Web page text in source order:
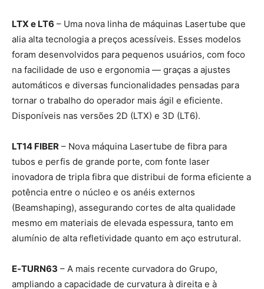
LTX e LT6 – Uma nova linha de máquinas Lasertube que
alia alta tecnologia a preços acessíveis. Esses modelos
foram desenvolvidos para pequenos usuários, com foco
na facilidade de uso e ergonomia — graças a ajustes
automáticos e diversas funcionalidades pensadas para
tornar o trabalho do operador mais ágil e eficiente.
Disponíveis nas versões 2D (LTX) e 3D (LT6).
LT14 FIBER – Nova máquina Lasertube de fibra para
tubos e perfis de grande porte, com fonte laser
inovadora de tripla fibra que distribui de forma eficiente a
potência entre o núcleo e os anéis externos
(Beamshaping), assegurando cortes de alta qualidade
mesmo em materiais de elevada espessura, tanto em
alumínio de alta refletividade quanto em aço estrutural.
E‑TURN63 – A mais recente curvadora do Grupo,
ampliando a capacidade de curvatura à direita e à